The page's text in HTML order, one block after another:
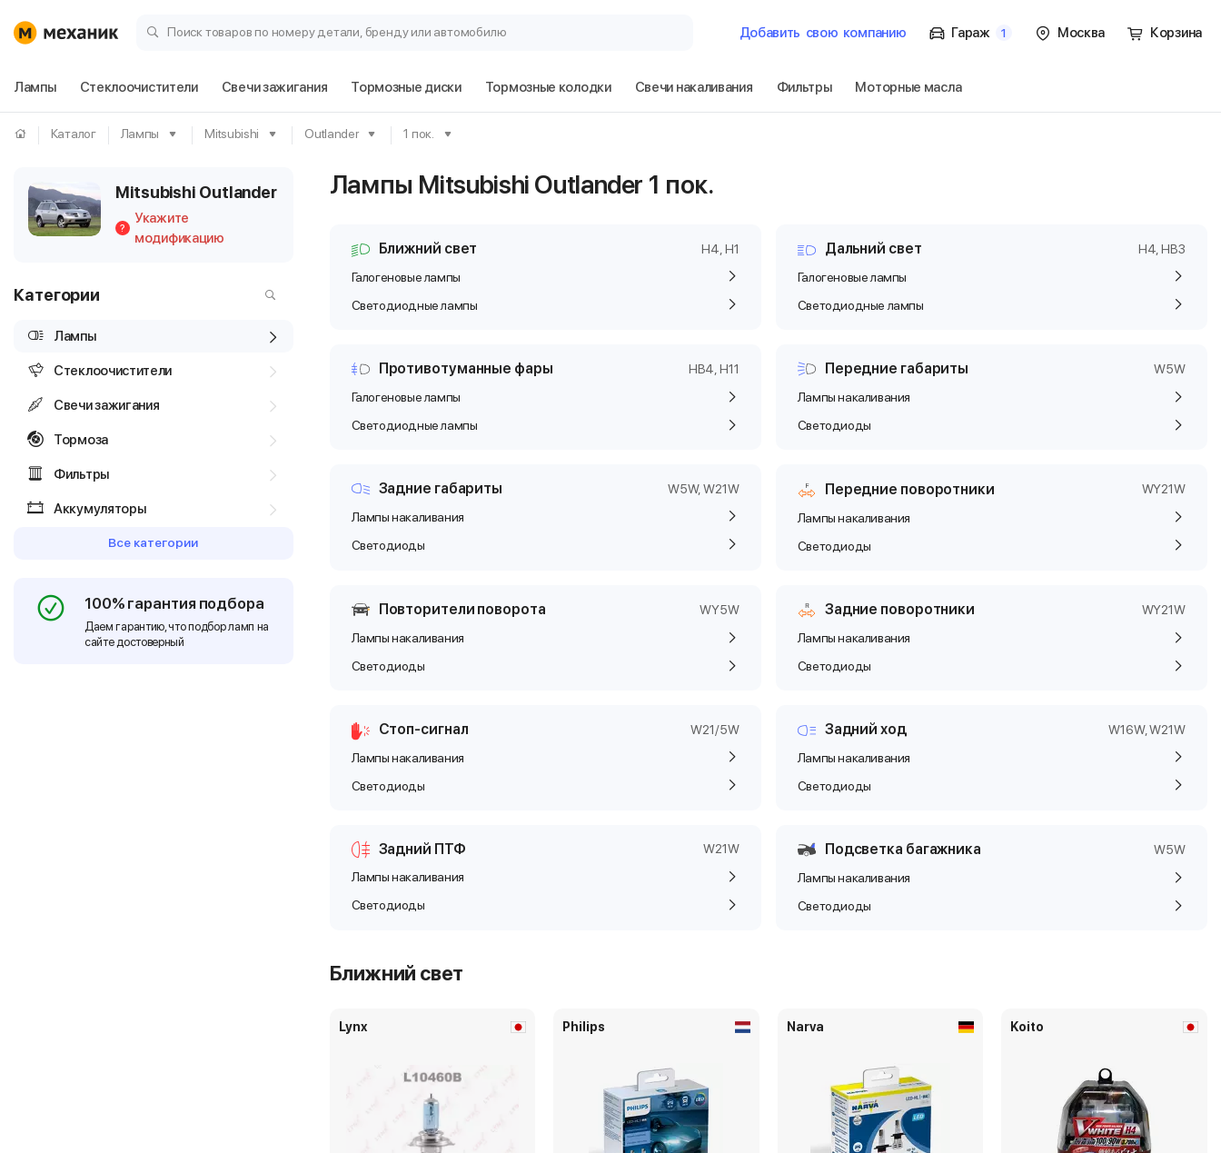
Поиск товаров по номеру детали, бренду или автомобилю Добавить свою компанию Гараж 1
Гараж
Сбросить
Москва Корзина
Лампы Стеклоочистители Свечи зажигания Тормозные диски Тормозные колодки Свечи накаливания Фильтры Моторные масла
Каталог Лампы Mitsubishi Outlander 1 пок.
Mitsubishi Outlander
?
Укажите
модификацию
Категории
Лампы
Стеклоочистители
Свечи зажигания
Тормоза
Фильтры
Аккумуляторы
Все категории
100% гарантия подбора
Даем гарантию, что подбор ламп на
сайте достоверный
Лампы Mitsubishi Outlander 1 пок.
Ближний свет
H4, H1
Галогеновые лампы
Светодиодные лампы
Дальний свет
H4, HB3
Галогеновые лампы
Светодиодные лампы
Противотуманные фары
HB4, H11
Галогеновые лампы
Светодиодные лампы
Передние габариты
W5W
Лампы накаливания
Светодиоды
Задние габариты
W5W, W21W
Лампы накаливания
Светодиоды
Передние поворотники
WY21W
Лампы накаливания
Светодиоды
Повторители поворота
WY5W
Лампы накаливания
Светодиоды
Задние поворотники
WY21W
Лампы накаливания
Светодиоды
Стоп-сигнал
W21/5W
Лампы накаливания
Светодиоды
Задний ход
W16W, W21W
Лампы накаливания
Светодиоды
Задний ПТФ
W21W
Лампы накаливания
Светодиоды
Подсветка багажника
W5W
Лампы накаливания
Светодиоды
Ближний свет
Lynx Philips Narva Koito